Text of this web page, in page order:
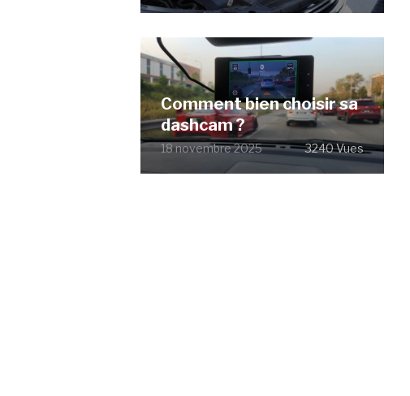
Comment bien choisir sa
dashcam ?
18 novembre 2025 3240 Vues